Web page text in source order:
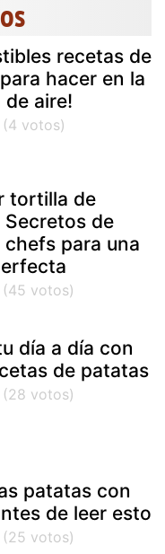
recetas de
hacer en la
de aire!
tortilla de
de
chefs para una
día a día con
de patatas
patatas con
de leer esto